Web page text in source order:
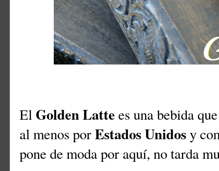
El Golden Latte es una bebida
al menos porEstados Unidosy
pone de moda por aquí, no tarda